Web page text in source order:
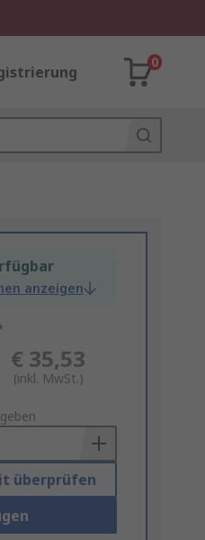
0
anzeigen
€ 35,53
(inkl. MwSt.)
überprüfen